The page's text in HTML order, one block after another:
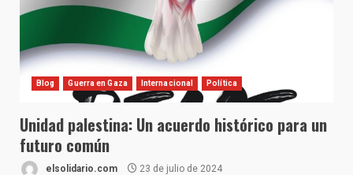
Blog Guerra en Gaza Internacional Política
Unidad palestina: Un acuerdo histórico para un
futuro común
elsolidario.com 23 de julio de 2024